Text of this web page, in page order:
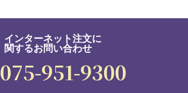
インターネット注文に
関するお問い合わせ
075-951-9300